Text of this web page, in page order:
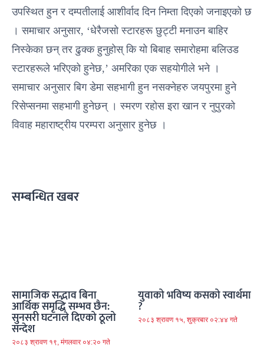
उपस्थित हुन र दम्पतीलाई आशीर्वाद दिन निम्ता दिएको जनाइएको छ
। समाचार अनुसार, ‘धेरैजसो स्टारहरू छुट्टी मनाउन बाहिर
निस्केका छन् तर ढुक्क हुनुहोस् कि यो बिबाह समारोहमा बलिउड
स्टारहरूले भरिएको हुनेछ,’ अमरिका एक सहयाेगीले भने ।
समाचार अनुसार बिग डेमा सहभागी हुन नसक्नेहरु जयपुरमा हुने
रिसेप्सनमा सहभागी हुनेछन् । स्मरण रहोस इरा खान र नुपुरको
विवाह महाराष्ट्रीय परम्परा अनुसार हुनेछ ।
सम्बन्धित खबर
सामाजिक सद्भाव बिना
आर्थिक समृद्धि सम्भव छैन:
सुनसरी घटनाले दिएको ठूलो
सन्देश
२०८३ श्रावण १९, मंगलवार ०४:२० गते
युवाको भविष्य कसको स्वार्थमा
?
२०८३ श्रावण १५, शुक्रबार ०२:४४ गते